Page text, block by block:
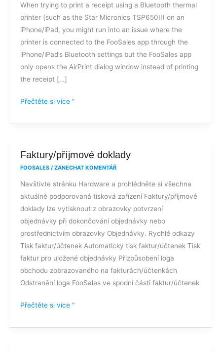
When trying to print a receipt using a Bluetooth thermal
printer (such as the Star Micronics TSP650II) on an
iPhone/iPad, you might run into an issue where the
printer is connected to the FooSales app through the
iPhone/iPad’s Bluetooth settings but the FooSales app
only opens the AirPrint dialog window instead of printing
the receipt […]
na
termální
tiskárně
Bluetooth?
Přečtěte si více "
Faktury/příjmové doklady
FOOSALES / ZANECHAT KOMENTÁŘ
Navštivte stránku Hardware a prohlédněte si všechna
aktuálně podporovaná tisková zařízení Faktury/příjmové
doklady lze vytisknout z obrazovky potvrzení
objednávky při dokončování objednávky nebo
prostřednictvím obrazovky Objednávky. Rychlé odkazy
Tisk faktur/účtenek Automatický tisk faktur/účtenek Tisk
faktur pro uložené objednávky Přizpůsobení loga
obchodu zobrazovaného na fakturách/účtenkách
Odstranění loga FooSales ve spodní části faktur/účtenek
Faktury/příjmové
doklady
Přečtěte si více "